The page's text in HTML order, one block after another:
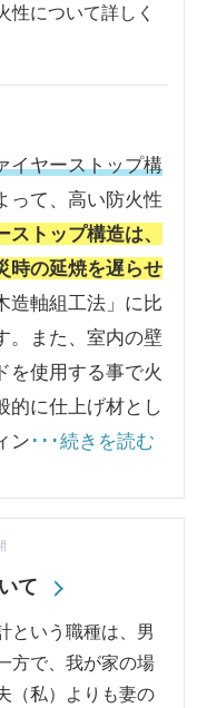
性について詳しく
イヤーストップ構
って、高い防火性
ストップ構造は、
時の延焼を遅らせ
造軸組工法」に比
。また、室内の壁
を使用する事で火
的に仕上げ材とし
ン ･･･続きを読む
て
という職種は、男
方で、我が家の場
（私）よりも妻の